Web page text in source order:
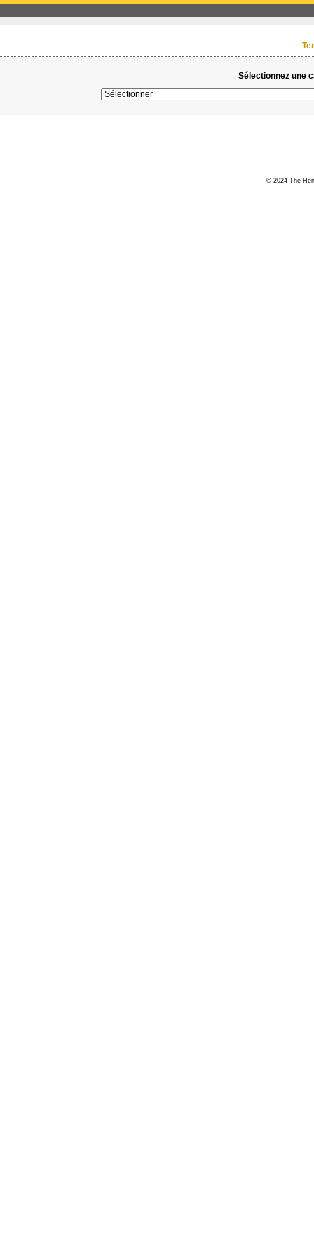
Sélectionnez une
© 2024 The